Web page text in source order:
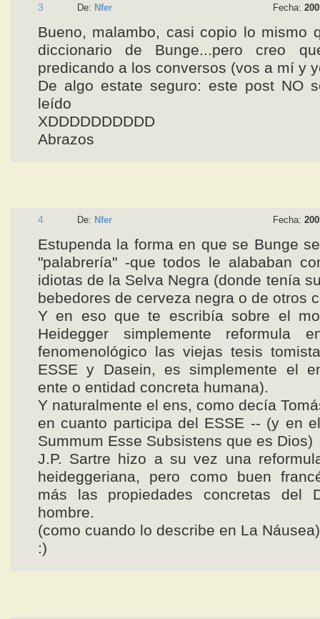
3 De: Nfer Fecha:
Bueno, malambo, casi copio lo mismo
diccionario de Bunge...pero creo
predicando a los conversos (vos a mí y
De algo estate seguro: este post NO
leído
XDDDDDDDDDD
Abrazos
4 De: Nfer Fecha:
Estupenda la forma en que se Bunge
"palabrería" -que todos le alababan
idiotas de la Selva Negra (donde tenía
bebedores de cerveza negra o de otros
Y en eso que te escribía sobre el
Heidegger simplemente reformula
fenomenológico las viejas tesis
ESSE y Dasein, es simplemente el
ente o entidad concreta humana).
Y naturalmente el ens, como decía
en cuanto participa del ESSE -- (y en
Summum Esse Subsistens que es Dios)
J.P. Sartre hizo a su vez una
heideggeriana, pero como buen
más las propiedades concretas del
hombre.
(como cuando lo describe en La Náusea)
:)